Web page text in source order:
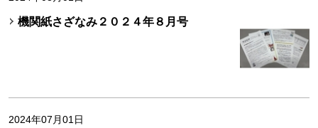
機関紙さざなみ２０２４年８月号
2024年07月01日